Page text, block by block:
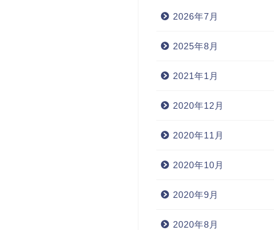
2026年7月
2025年8月
2021年1月
2020年12月
2020年11月
2020年10月
2020年9月
2020年8月